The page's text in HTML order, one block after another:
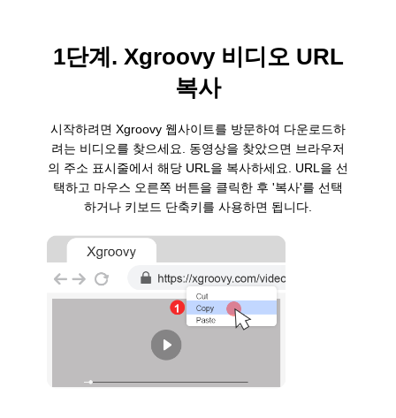
1단계. Xgroovy 비디오 URL
복사
시작하려면 Xgroovy 웹사이트를 방문하여 다운로드하
려는 비디오를 찾으세요. 동영상을 찾았으면 브라우저
의 주소 표시줄에서 해당 URL을 복사하세요. URL을 선
택하고 마우스 오른쪽 버튼을 클릭한 후 '복사'를 선택
하거나 키보드 단축키를 사용하면 됩니다.